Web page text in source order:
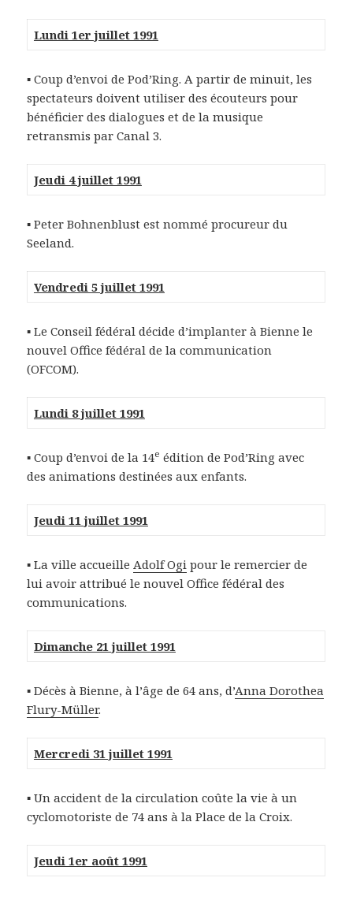
Lundi 1er juillet 1991
▪ Coup d’envoi de Pod’Ring. A partir de minuit, les
spectateurs doivent utiliser des écouteurs pour
bénéficier des dialogues et de la musique
retransmis par Canal 3.
Jeudi 4 juillet 1991
▪ Peter Bohnenblust est nommé procureur du
Seeland.
Vendredi 5 juillet 1991
▪ Le Conseil fédéral décide d’implanter à Bienne le
nouvel Office fédéral de la communication
(OFCOM).
Lundi 8 juillet 1991
▪ Coup d’envoi de la 14e édition de Pod’Ring avec
des animations destinées aux enfants.
Jeudi 11 juillet 1991
▪ La ville accueilleAdolf Ogi pour le remercier de
lui avoir attribué le nouvel Office fédéral des
communications.
Dimanche 21 juillet 1991
▪ Décès à Bienne, à l’âge de 64 ans, d’Anna Dorothea
Flury-Müller.
Mercredi 31 juillet 1991
▪ Un accident de la circulation coûte la vie à un
cyclomotoriste de 74 ans à la Place de la Croix.
Jeudi 1er août 1991